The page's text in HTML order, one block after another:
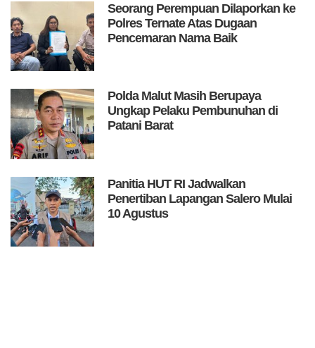
Seorang Perempuan Dilaporkan ke
Polres Ternate Atas Dugaan
Pencemaran Nama Baik
Polda Malut Masih Berupaya
Ungkap Pelaku Pembunuhan di
Patani Barat
Panitia HUT RI Jadwalkan
Penertiban Lapangan Salero Mulai
10 Agustus